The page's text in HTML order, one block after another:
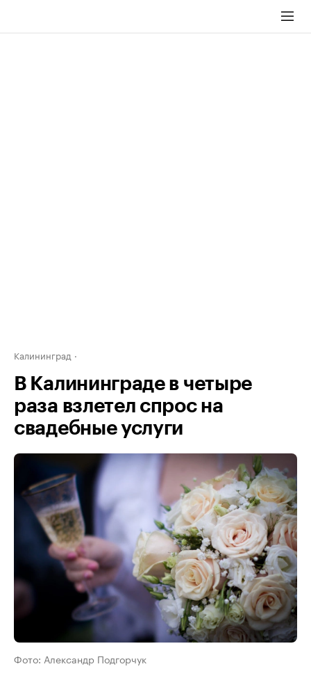
Калининград
В Калининграде в четыре
раза взлетел спрос на
свадебные услуги
Фото: Александр Подгорчук